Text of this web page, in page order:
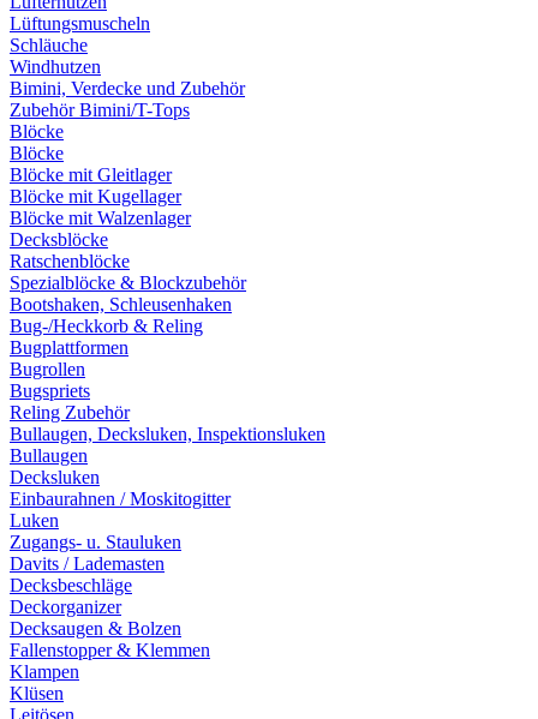
Lüftungsmuscheln
Schläuche
Windhutzen
Bimini, Verdecke und Zubehör
Zubehör Bimini/T-Tops
Blöcke
Blöcke
Blöcke mit Gleitlager
Blöcke mit Kugellager
Blöcke mit Walzenlager
Decksblöcke
Ratschenblöcke
Spezialblöcke & Blockzubehör
Bootshaken, Schleusenhaken
Bug-/Heckkorb & Reling
Bugplattformen
Bugrollen
Bugspriets
Reling Zubehör
Bullaugen, Decksluken, Inspektionsluken
Bullaugen
Decksluken
Einbaurahnen / Moskitogitter
Luken
Zugangs- u. Stauluken
Davits / Lademasten
Decksbeschläge
Deckorganizer
Decksaugen & Bolzen
Fallenstopper & Klemmen
Klampen
Klüsen
Leitösen